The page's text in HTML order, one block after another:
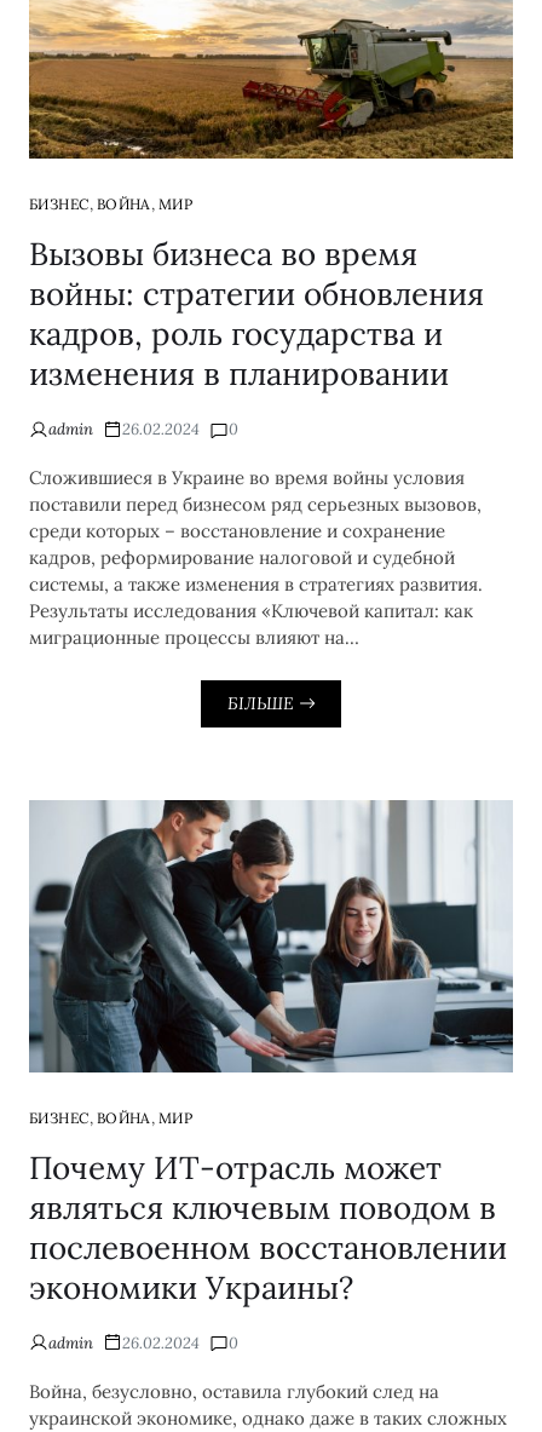
БИЗНЕС, ВОЙНА, МИР
Вызовы бизнеса во время
войны: стратегии обновления
кадров, роль государства и
изменения в планировании
admin 26.02.2024 0
Сложившиеся в Украине во время войны условия
поставили перед бизнесом ряд серьезных вызовов,
среди которых – восстановление и сохранение
кадров, реформирование налоговой и судебной
системы, а также изменения в стратегиях развития.
Результаты исследования «Ключевой капитал: как
миграционные процессы влияют на…
БІЛЬШЕ
БИЗНЕС, ВОЙНА , МИР
Почему ИТ-отрасль может
являться ключевым поводом в
послевоенном восстановлении
экономики Украины?
admin 26.02.2024 0
Война, безусловно, оставила глубокий след на
украинской экономике, однако даже в таких сложных